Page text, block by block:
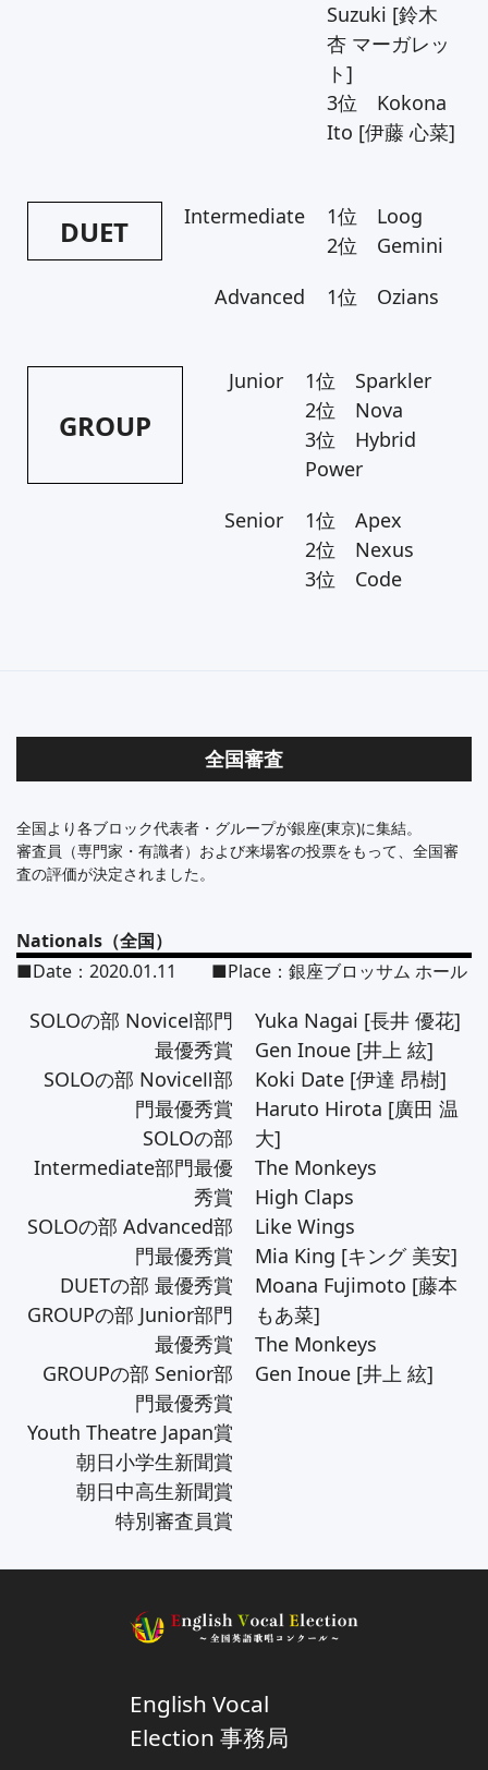
Suzuki [鈴木
杏 マーガレッ
ト]
3位 Kokona
Ito [伊藤 心菜]
DUET Intermediate
1位 Loog
2位 Gemini
Advanced
1位 Ozians
GROUP
Junior
1位 Sparkler
2位 Nova
3位 Hybrid
Power
Senior
1位 Apex
2位 Nexus
3位 Code
全国審査
全国より各ブロック代表者・グループが銀座(東京)に集結。
審査員（専門家・有識者）および来場客の投票をもって、全国審
査の評価が決定されました。
Nationals（全国）
■Date：2020.01.11 ■Place：銀座ブロッサム ホール
SOLOの部 NoviceⅠ部門
最優秀賞
SOLOの部 NoviceⅡ部
門最優秀賞
SOLOの部
Intermediate部門最優
秀賞
SOLOの部 Advanced部
門最優秀賞
DUETの部 最優秀賞
GROUPの部 Junior部門
最優秀賞
GROUPの部 Senior部
門最優秀賞
Youth Theatre Japan賞
朝日小学生新聞賞
朝日中高生新聞賞
特別審査員賞
Yuka Nagai [長井 優花]
Gen Inoue [井上 絃]
Koki Date [伊達 昂樹]
Haruto Hirota [廣田 温
大]
The Monkeys
High Claps
Like Wings
Mia King [キング 美安]
Moana Fujimoto [藤本
もあ菜]
The Monkeys
Gen Inoue [井上 絃]
‍English Vocal
Election 事務局